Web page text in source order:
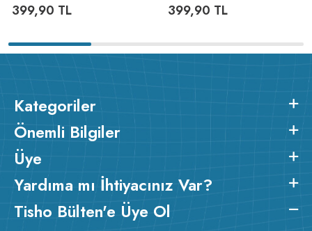
399,90 TL 399,90 TL
Kategoriler
Önemli Bilgiler
Üye
Yardıma mı İhtiyacınız Var?
Tisho Bülten'e Üye Ol